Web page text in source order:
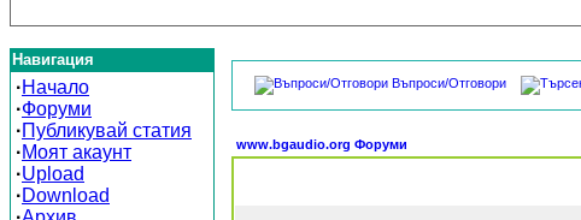
Навигация
·Начало
·Форуми
·Публикувай статия
·Моят акаунт
·Upload
·Download
Въпроси/Отговори
www.bgaudio.org Форуми